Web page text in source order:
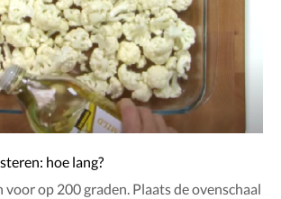
hoe lang?
voor op 200 graden. Plaats de ovenschaal